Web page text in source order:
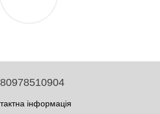
інформація